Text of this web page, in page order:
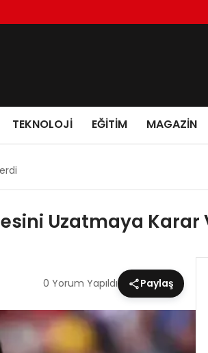
TEKNOLOJI EĞITIM MAGAZIN
Uzatmaya Karar
0 Yorum Yapıldı Paylaş